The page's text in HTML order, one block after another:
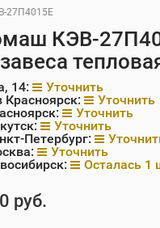
27П4015Е
КЭВ-
14:
Уточнить
Красноярск:
Уточнить
Уточнить
Уточнить
Петербург:
Уточнить
Осталась 1
руб.